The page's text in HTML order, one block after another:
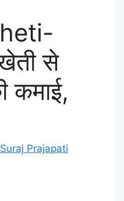
से
कमाई,
Suraj Prajapati